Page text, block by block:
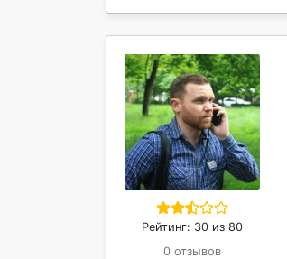
Рейтинг: 30 из 80
0 отзывов